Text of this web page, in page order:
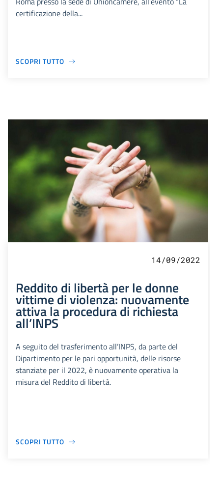
certificazione della...
SCOPRI TUTTO
14/09/2022
Reddito di libertà per le donne
vittime di violenza: nuovamente
attiva la procedura di richiesta
all’INPS
A seguito del trasferimento all’INPS, da parte del
Dipartimento per le pari opportunità, delle risorse
stanziate per il 2022, è nuovamente operativa la
misura del Reddito di libertà.
SCOPRI TUTTO